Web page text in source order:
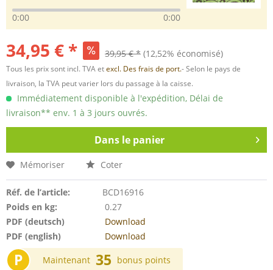
0:00 0:00
34,95 € * 39,95 € * (12,52% économisé)
Tous les prix sont incl. TVA etexcl. Des frais de port.- Selon le pays de
livraison, la TVA peut varier lors du passage à la caisse.
Immédiatement disponible à l'expédition, Délai de
livraison** env. 1 à 3 jours ouvrés.
Dans le panier
Mémoriser Coter
Réf. de l’article:
BCD16916
Poids en kg:
0.27
PDF (deutsch)
Download
PDF (english)
Download
P Maintenant 35 bonus points